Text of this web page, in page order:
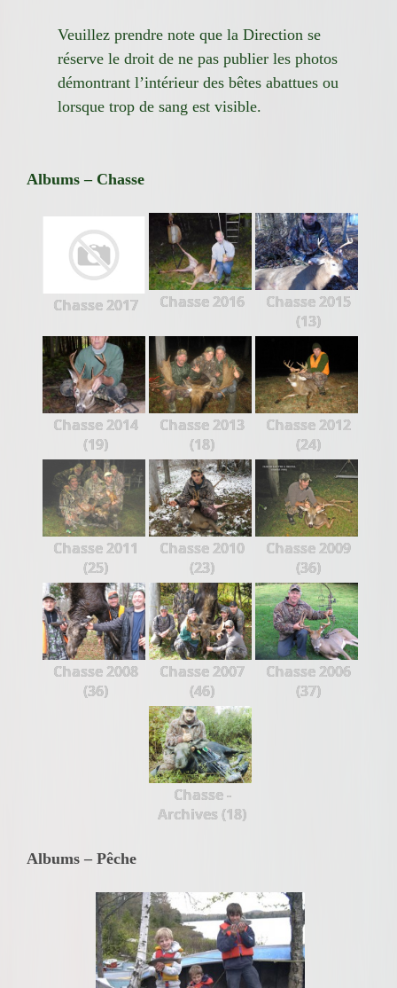
Veuillez prendre note que la Direction se
réserve le droit de ne pas publier les photos
démontrant l’intérieur des bêtes abattues ou
lorsque trop de sang est visible.
Albums – Chasse
Chasse 2017 Chasse 2016
Chasse 2015
(13)
Chasse 2014
(19)
Chasse 2013
(18)
Chasse 2012
(24)
Chasse 2011
(25)
Chasse 2010
(23)
Chasse 2009
(36)
Chasse 2008
(36)
Chasse 2007
(46)
Chasse 2006
(37)
Chasse -
Archives (18)
Albums – Pêche